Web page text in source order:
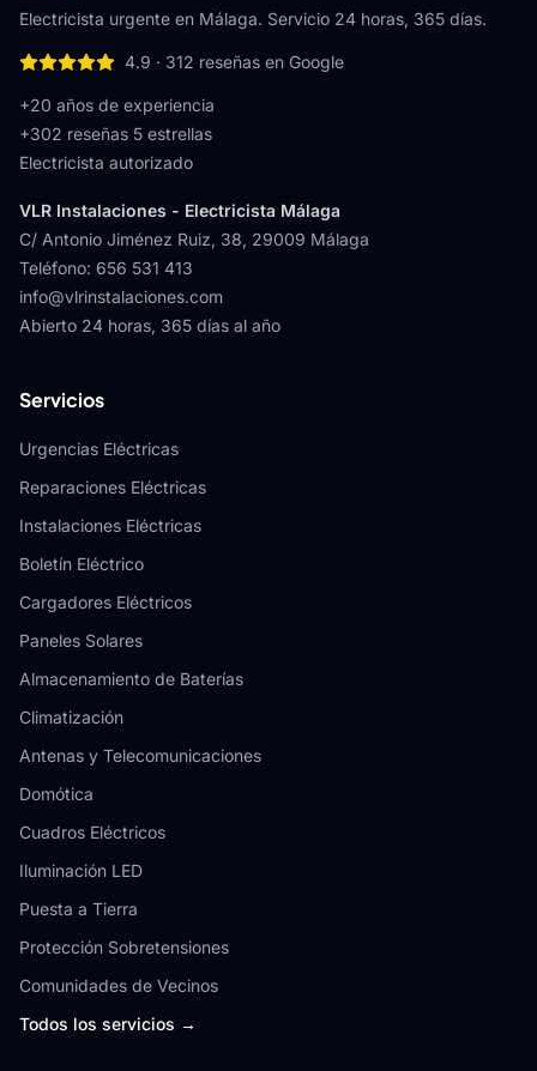
Electricista urgente en Málaga. Servicio 24 horas, 365 días.
4.9 · 312 reseñas en Google
+20 años de experiencia
+302 reseñas 5 estrellas
Electricista autorizado
VLR Instalaciones - Electricista Málaga
C/ Antonio Jiménez Ruiz, 38, 29009 Málaga
Teléfono: 656 531 413
info@vlrinstalaciones.com
Abierto 24 horas, 365 días al año
Servicios
Urgencias Eléctricas
Reparaciones Eléctricas
Instalaciones Eléctricas
Boletín Eléctrico
Cargadores Eléctricos
Paneles Solares
Almacenamiento de Baterías
Climatización
Antenas y Telecomunicaciones
Domótica
Cuadros Eléctricos
Iluminación LED
Puesta a Tierra
Protección Sobretensiones
Comunidades de Vecinos
Todos los servicios →